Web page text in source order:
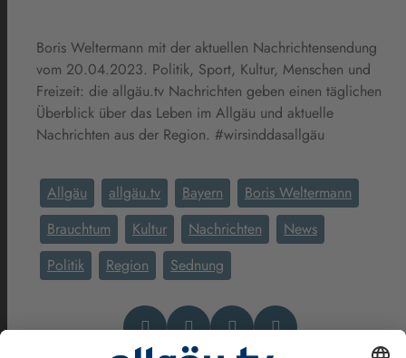
Boris Weltermann mit der aktuellen Nachrichtensendung
vom 20.04.2023. Politik, Sport, Kultur, Menschen und
Freizeit: die allgäu.tv Nachrichten geben einen täglichen
Überblick über das Leben im Allgäu und aktuelle
Nachrichten aus der Region. #wirsinddasallgäu
Allgäu allgäu.tv Bayern
Boris Weltermann
Brauchtum
Kultur Nachrichten
News
Politik
Region Sednung